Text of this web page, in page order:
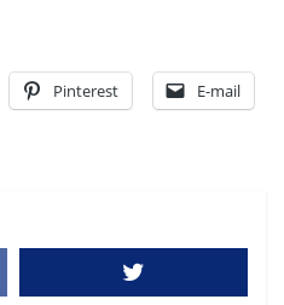
Pinterest E-mail